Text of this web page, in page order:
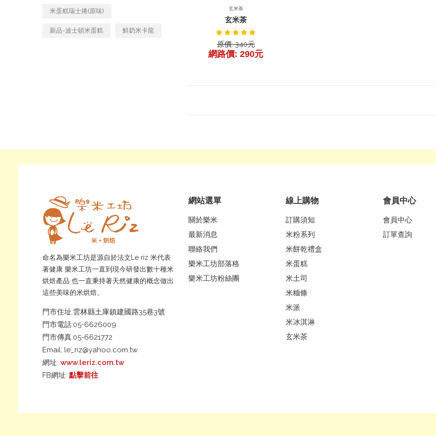
產品詳細
玄米茶
玄米茶
原價: 340元
網路價: 290元
米蛋糕瑞士捲(原味)
新品-波士頓米蛋糕 鮮奶米卡龍
命名為樂米工坊是源自於法文Le riz 米代表
著健康 樂米工坊一直到現今研發出數十種米
烘焙產品 也一直秉持著天然健康的概念做出
這些美味的米烘焙。
門市住址:雲林縣土庫鎮建國路35巷3號
門市電話:05-6626009
門市傳真:05-6621772
Email: le_riz@yahoo.com.tw
網址: www.leriz.com.tw
FB網址: 點擊前往
網站選單
關於樂米
最新消息
聯絡我們
樂米工坊部落格
樂米工坊粉絲團
線上購物
訂購須知
米粉系列
米餅乾禮盒
米蛋糕
米土司
米糆條
米派
米冰淇淋
玄米茶
會員中心
會員中心
訂單查詢